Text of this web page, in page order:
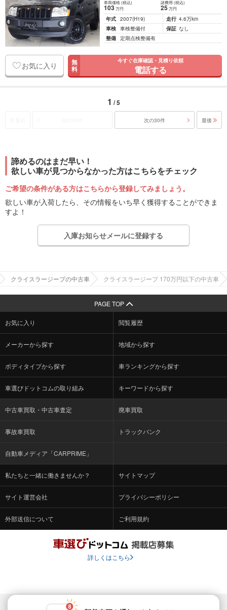
車両価格(税込)
103万円
諸費用 (税込)
25 万円
年式 2007(H19) 走行 4.6万km
車検 車検整備付 保証 なし
整備 定期点検整備有
お気に入り 無
料
今すぐ在庫確認・見積り依頼
電話する
1 / 5
次の30件 最後
諦めるのはまだ早い！
欲しい車が見つからなかった方はこちらをチェック
ご希望の条件がある方はこちらから登録してみましょう。
欲しい車が入荷したら、その情報をいち早く獲得することができま
すよ！
入庫お知らせメールに登録する
クライスラージープの中古車 クライスラージープ 170万円以下の中古車
PAGE TOP
お気に入り 閲覧履歴
メーカーから探す 地域から探す
ボディタイプから探す 車ランキングから探す
車選びドットコムの取り組み キーワードから探す
中古車買取・中古車査定 廃車買取
事故車買取 トラックバンク
自動車メディア「CARPRIME」
私たちと一緒に働きませんか？ サイトマップ
サイト運営会社 プライバシーポリシー
外部送信について ご利用規約
詳しくはこちら
© Fabrica Communications Co., LTD.